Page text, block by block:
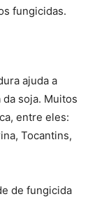
fungicidas.
ajuda a
soja. Muitos
entre eles:
Tocantins,
de fungicida